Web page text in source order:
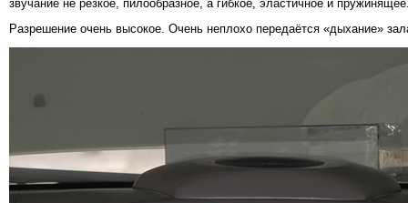
звучание не резкое, пилообразное, а гибкое, эластичное и
Разрешение очень высокое. Очень неплохо передаётся «дыхание»